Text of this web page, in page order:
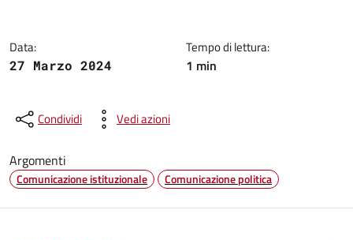
Data:
27 Marzo 2024
Tempo di lettura:
1 min
Condividi Vedi azioni
Argomenti
Comunicazione istituzionale Comunicazione politica